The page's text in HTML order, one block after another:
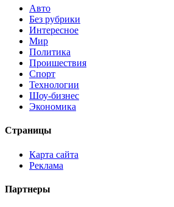
Авто
Без рубрики
Интересное
Мир
Политика
Проишествия
Спорт
Технологии
Шоу-бизнес
Экономика
Страницы
Карта сайта
Реклама
Партнеры